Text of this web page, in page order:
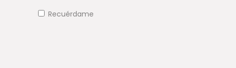
Recuérdame